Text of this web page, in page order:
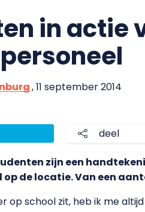
in actie
, 11 september 2014
deel
zijn een
de locatie. Van een
op school zit, heb ik me